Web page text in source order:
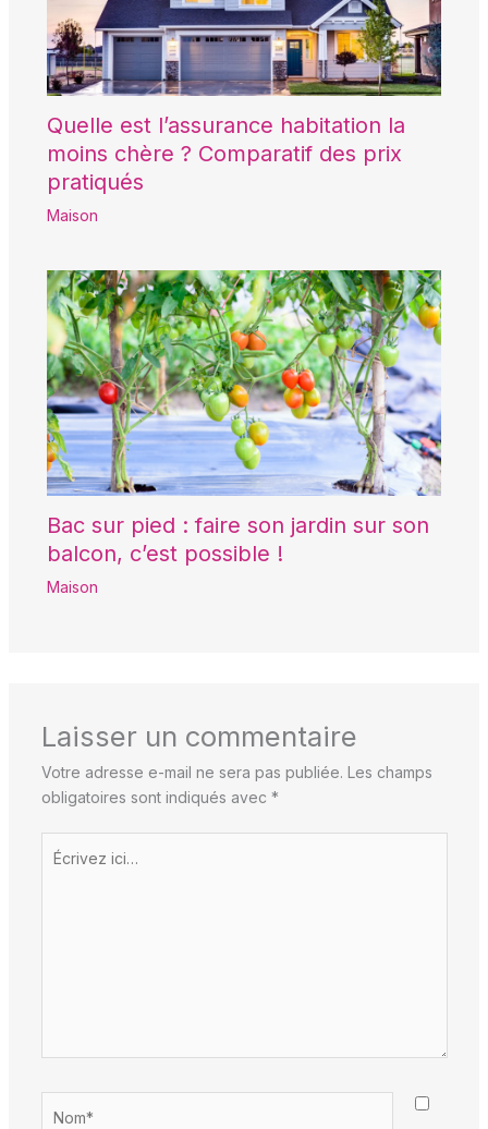
Quelle est l’assurance habitation la
moins chère ? Comparatif des prix
pratiqués
Maison
Bac sur pied : faire son jardin sur son
balcon, c’est possible !
Maison
Laisser un commentaire
Votre adresse e-mail ne sera pas publiée. Les champs
obligatoires sont indiqués avec *
Écrivez
ici…